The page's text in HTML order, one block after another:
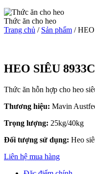
Thức ăn cho heo
Trang chủ / Sản phẩm /
HEO SIÊU
Thức ăn hỗn hợp cho heo
Thương hiệu: Mavin
Trọng lượng: 25kg/40kg
Đối tượng sử dụng: Heo
Liên hệ mua hàng